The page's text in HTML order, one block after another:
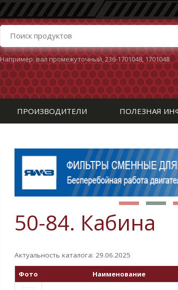
Например:вал промежуточный,236-1701048,1701048
ПРОИЗВОДИТЕЛИ ПОЛЕЗНАЯ
50-84. Кабина
Актуальность каталога: 29.06.2025
Фото Наименование